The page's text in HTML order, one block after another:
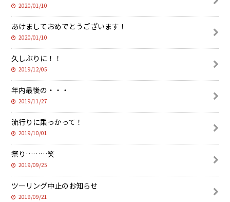
2020/01/10
あけましておめでとうございます！
2020/01/10
久しぶりに！！
2019/12/05
年内最後の・・・
2019/11/27
流行りに乗っかって！
2019/10/01
祭り………笑
2019/09/25
ツーリング中止のお知らせ
2019/09/21